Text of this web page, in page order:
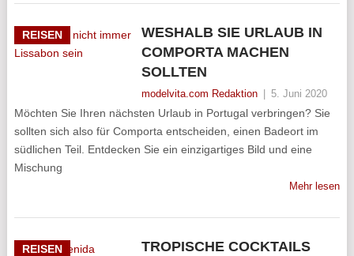
REISEN
WESHALB SIE URLAUB IN
COMPORTA MACHEN
SOLLTEN
modelvita.com Redaktion 5. Juni 2020
Möchten Sie Ihren nächsten Urlaub in Portugal verbringen? Sie
sollten sich also für Comporta entscheiden, einen Badeort im
südlichen Teil. Entdecken Sie ein einzigartiges Bild und eine
Mischung
Mehr lesen
REISEN
TROPISCHE COCKTAILS